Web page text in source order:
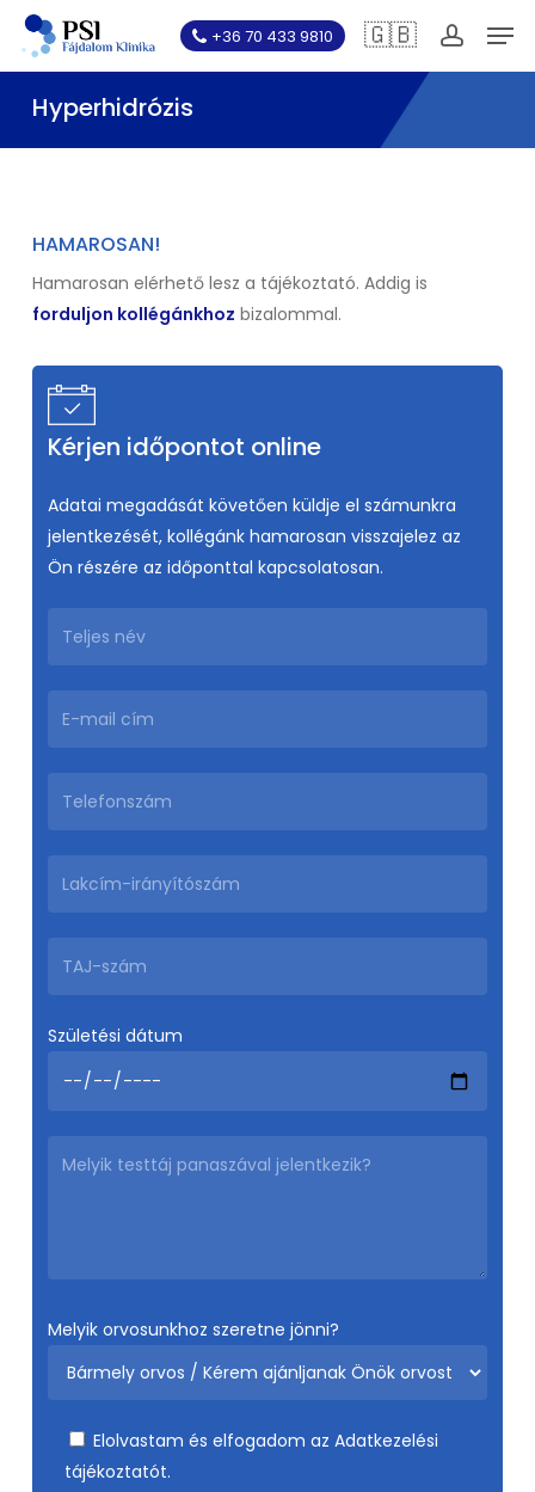
Skip
main
content
+36 70 433 9810 🇬🇧
Hyperhidrózis
HAMAROSAN!
Hamarosan elérhető lesz a tájékoztató. Addig is
forduljon kollégánkhoz bizalommal.
Kérjen időpontot online
Adatai megadását követően küldje el számunkra
jelentkezését, kollégánk hamarosan visszajelez az
Ön részére az időponttal kapcsolatosan.
Születési dátum
Melyik orvosunkhoz szeretne jönni?
Elolvastam és elfogadom azAdatkezelési
tájékoztatót.